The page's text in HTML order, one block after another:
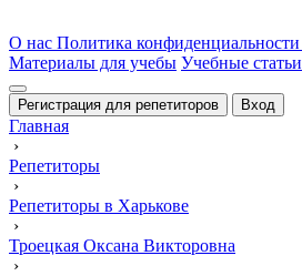
О нас Политика конфиденциальности
Материалы для учебы Учебные статьи
Регистрация для репетиторов Вход
Главная
›
Репетиторы
›
Репетиторы в Харькове
›
Троецкая Оксана Викторовна
›